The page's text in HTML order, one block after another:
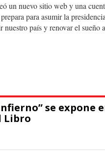
un nuevo sitio web y una
para asumir la
nuestro país y renovar el
se expone
Libro